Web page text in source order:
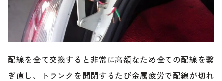
配線を全て交換すると非常に高額なため全ての配線を繋
ぎ直し、トランクを開閉するたび金属疲労で配線が切れ